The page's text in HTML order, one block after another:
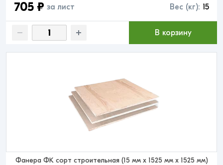
705 ₽ за лист Вес (кг): 15
В корзину
Фанера ФК сорт строительная (15 мм x 1525 мм x 1525 мм)